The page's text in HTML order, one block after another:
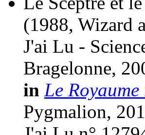
(1988, Wizard
J'ai Lu -
Bragelonne,
in Le
Pygmalion,